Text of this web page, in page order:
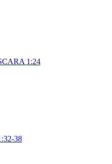
1:24
38